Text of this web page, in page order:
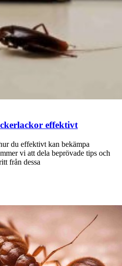
effektivt
du effektivt kan bekämpa
vi att dela beprövade tips och
från dessa